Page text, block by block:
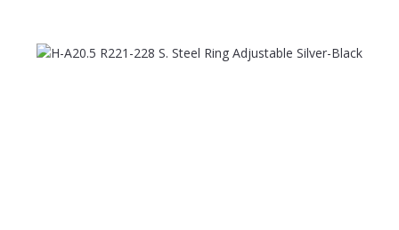
Afbeeldingengalerij overslaan